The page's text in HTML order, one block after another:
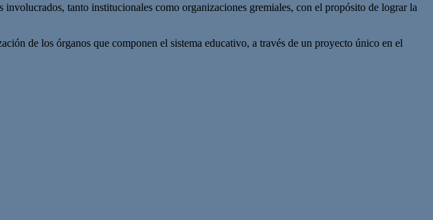
tanto institucionales como organizaciones gremiales, con el propósito de lograr la
de los órganos que componen el sistema educativo, a través de un proyecto único en el